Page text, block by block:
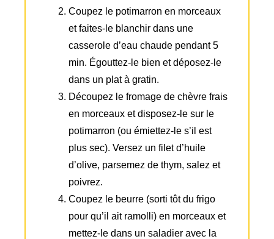
Coupez le potimarron en morceaux
et faites-le blanchir dans une
casserole d’eau chaude pendant 5
min. Égouttez-le bien et déposez-le
dans un plat à gratin.
Découpez le fromage de chèvre frais
en morceaux et disposez-le sur le
potimarron (ou émiettez-le s’il est
plus sec). Versez un filet d’huile
d’olive, parsemez de thym, salez et
poivrez.
Coupez le beurre (sorti tôt du frigo
pour qu’il ait ramolli) en morceaux et
mettez-le dans un saladier avec la